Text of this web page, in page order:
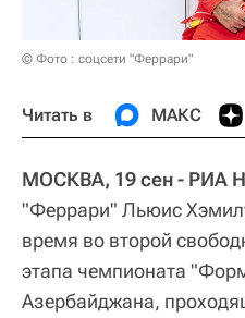
© Фото : соцсети "Феррари"
Читать в МАКС
МОСКВА, 19 сен - РИА
"Феррари" Льюис
время во второй
этапа чемпионата
Азербайджана,